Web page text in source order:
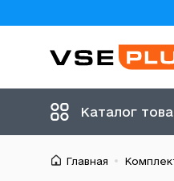
Главная
Каталог